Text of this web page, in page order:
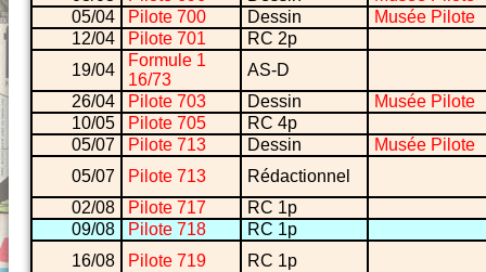
05/04
Pilote 700 Dessin
Musée Pilote
12/04
Pilote 701
RC 2p
19/04
Formule 1
16/73
AS-D
26/04
Pilote 703 Dessin
Musée Pilote
10/05
Pilote 705
RC 4p
05/07
Pilote 713 Dessin
Musée Pilote
05/07
Pilote 713
Rédactionnel
02/08
Pilote 717
RC 1p
09/08
Pilote 718
RC 1p
16/08
Pilote 719
RC 1p